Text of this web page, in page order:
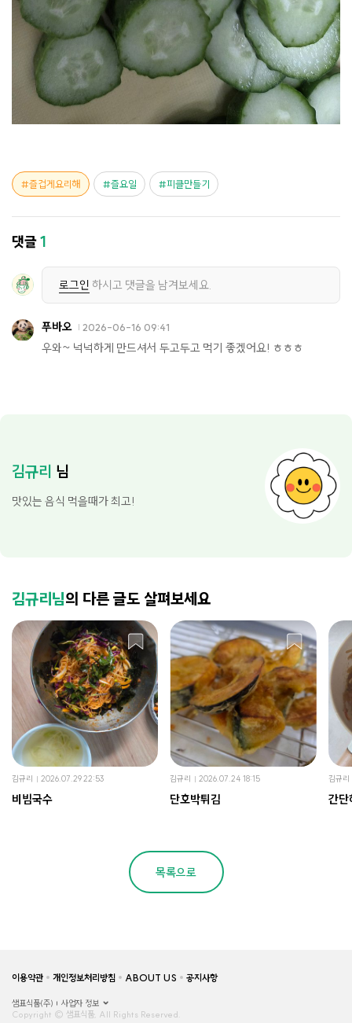
즐겁게요리해 즐요일 피클만들기
댓글1
로그인 하시고 댓글을 남겨보세요.
푸바오 2026-06-16 09:41
우와~ 넉넉하게 만드셔서 두고두고 먹기 좋겠어요! ㅎㅎㅎ
김규리 님
맛있는 음식 먹을때가 최고!
김규리님의 다른 글도 살펴보세요
김규리 2026.07.29 22:53
비빔국수
김규리 2026.07.24 18:15
단호박튀김
김규리
간단
목록으로
이용약관 개인정보처리방침 ABOUT US 공지사항
샘표식품(주)
사업자 정보
Copyright © 샘표식품, All Rights Reserved.